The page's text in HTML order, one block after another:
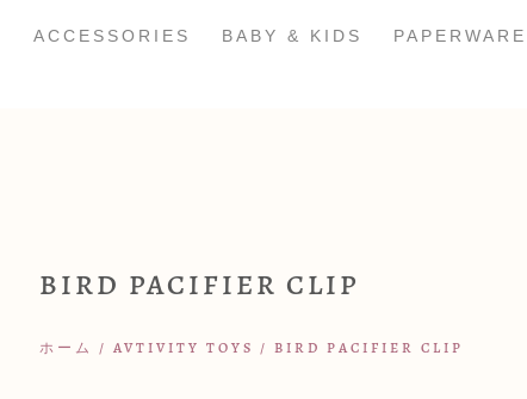
ACCESSORIES BABY & KIDS PAPERWARE
BIRD PACIFIER CLIP
ホーム / AVTIVITY TOYS / BIRD PACIFIER CLIP